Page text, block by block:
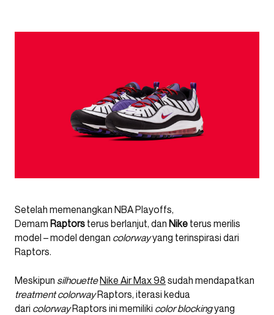
Setelah memenangkan NBA Playoffs,
Demam Raptors terus berlanjut, dan Nike terus merilis
model – model dengan colorwayyang terinspirasi dari
Raptors.
Meskipun silhouetteNike Air Max 98 sudah mendapatkan
treatment colorwayRaptors, iterasi kedua
dari colorwayRaptors ini memiliki color blockingyang